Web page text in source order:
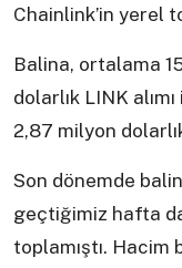
Chainlink’in yerel
Balina, ortalama
dolarlık LINK
2,87 milyon
Son dönemde
geçtiğimiz hafta
toplamıştı. Hacim